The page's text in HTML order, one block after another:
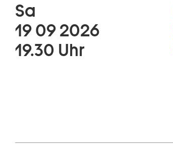
Sa
19 09 2026
19.30 Uhr